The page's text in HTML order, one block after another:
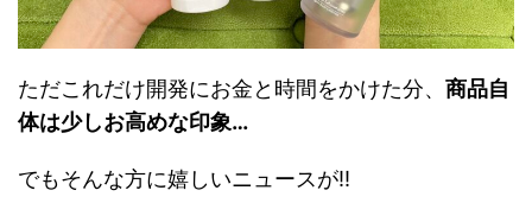
ただこれだけ開発にお金と時間をかけた分、 商品自
体は少しお高めな印象…
でもそんな方に嬉しいニュースが!!